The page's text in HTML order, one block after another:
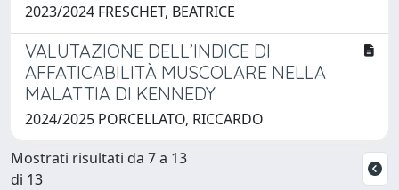
2023/2024 FRESCHET, BEATRICE
VALUTAZIONE DELL’INDICE DI
AFFATICABILITÀ MUSCOLARE NELLA
MALATTIA DI KENNEDY
2024/2025 PORCELLATO, RICCARDO
Mostrati risultati da 7 a 13
di 13